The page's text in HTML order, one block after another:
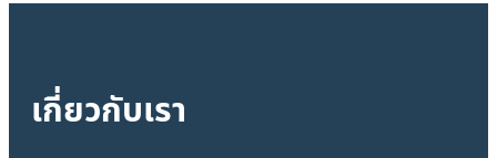
เกี่ยวกับเรา